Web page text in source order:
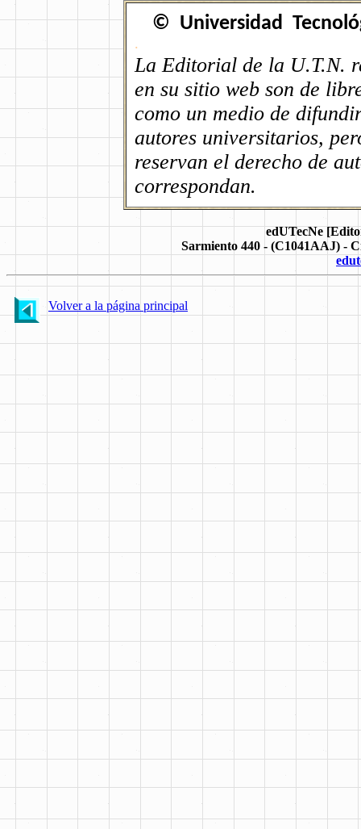
© Universidad
.
La Editorial de la U.T.N.
en su sitio web son de
como un medio de
autores universitarios,
reservan el derecho de
correspondan.
edUTecNe
Sarmiento 440 - (C1041AAJ) -
Volver a la página principal